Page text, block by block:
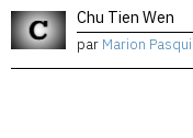
Chu Tien Wen
par Marion